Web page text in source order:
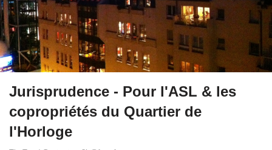
Jurisprudence - Pour l'ASL & les
copropriétés du Quartier de
l'Horloge